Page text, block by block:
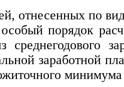
отнесенных по
особый порядок
среднегодового
заработной
минимума